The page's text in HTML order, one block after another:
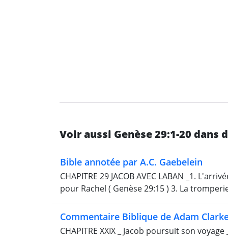
Voir aussi Genèse 29:1-20
Bible annotée par A.C. Gaebelein
CHAPITRE 29 JACOB AVEC LABAN _1.
pour Rachel ( Genèse 29:15 ) 3. La
Commentaire Biblique de Adam
CHAPITRE XXIX _ Jacob poursuit son